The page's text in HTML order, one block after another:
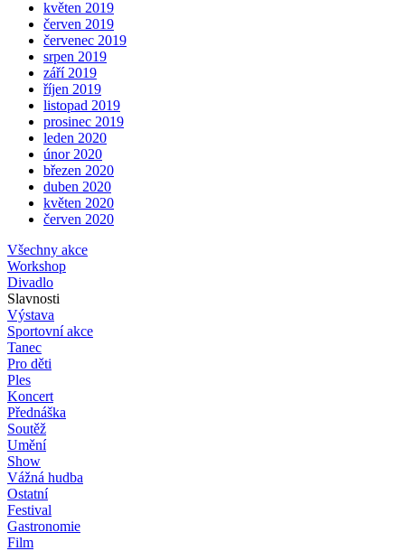
květen 2019
červen 2019
červenec 2019
srpen 2019
září 2019
říjen 2019
listopad 2019
prosinec 2019
leden 2020
únor 2020
březen 2020
duben 2020
květen 2020
červen 2020
Všechny akce
Workshop
Divadlo
Slavnosti
Výstava
Sportovní akce
Tanec
Pro děti
Ples
Koncert
Přednáška
Soutěž
Umění
Show
Vážná hudba
Ostatní
Festival
Gastronomie
Film